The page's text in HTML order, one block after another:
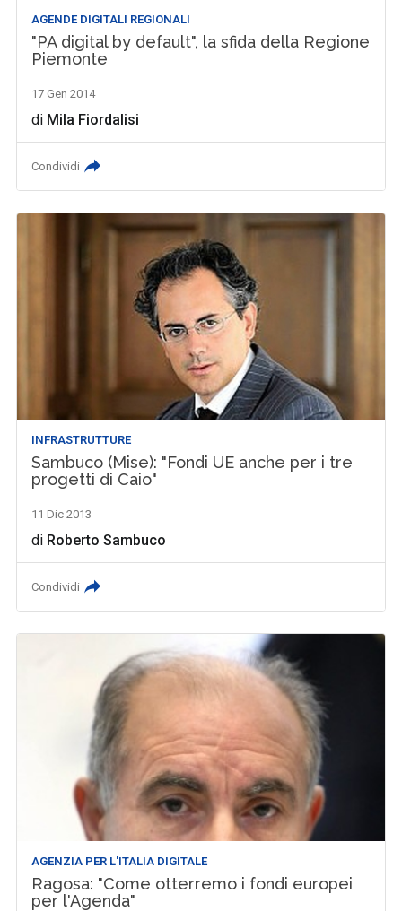
AGENDE DIGITALI REGIONALI
"PA digital by default", la sfida della Regione
Piemonte
17 Gen 2014
di Mila Fiordalisi
Condividi
INFRASTRUTTURE
Sambuco (Mise): "Fondi UE anche per i tre
progetti di Caio"
11 Dic 2013
di Roberto Sambuco
Condividi
AGENZIA PER L'ITALIA DIGITALE
Ragosa: "Come otterremo i fondi europei
per l'Agenda"